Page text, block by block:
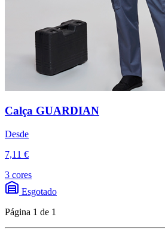
Calça GUARDIAN
Desde
7,11 €
3 cores
Esgotado
Página 1 de 1